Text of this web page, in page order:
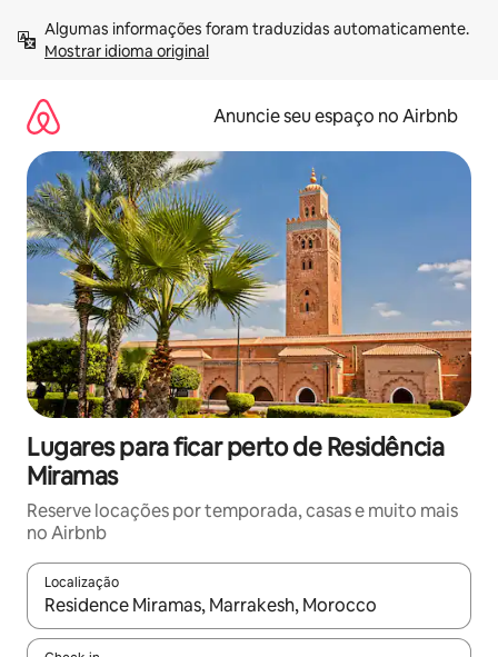
para
Mostrar idioma original
Anuncie seu espaço no Airbnb
Lugares para ficar perto de Residência
Miramas
Reserve locações por temporada, casas e muito mais
no Airbnb
Localização
Quando os resultados estiverem disponíveis, explore-os